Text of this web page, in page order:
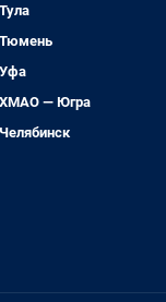
Тула
Тюмень
Уфа
ХМАО — Югра
Челябинск